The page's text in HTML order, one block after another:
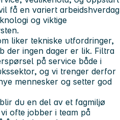
få en variert arbeidshverdag
og viktige
liker tekniske utfordringer,
der ingen dager er lik. Filtra
på service både i
og vi trenger derfor
mennesker og setter god
du en del av et fagmiljø
ofte jobber i team på